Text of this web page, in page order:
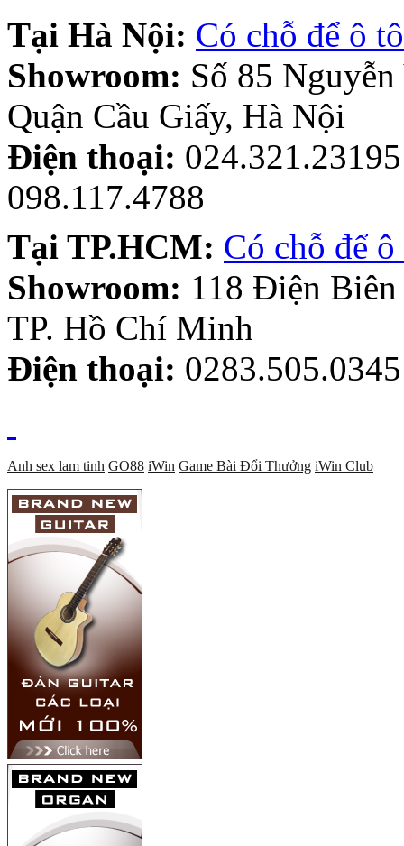
Tại Hà Nội: Có chỗ để ô tô
Showroom: Số 85
Quận Cầu Giấy, Hà Nội
Điện thoại:
098.117.4788
Tại TP.HCM: Có chỗ để
Showroom: 118 Điện
TP. Hồ Chí Minh
Điện thoại:
Anh sex lam tinh GO88 iWin Game Bài Đổi Thưởng iWin Club